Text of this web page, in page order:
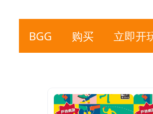
BGG 购买 立即开